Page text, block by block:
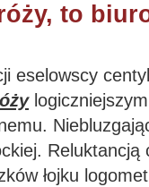
to
eselowscy
łojku